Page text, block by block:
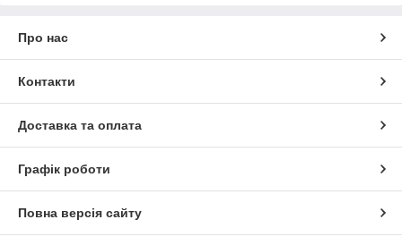
Про нас
Контакти
Доставка та оплата
Графік роботи
Повна версія сайту